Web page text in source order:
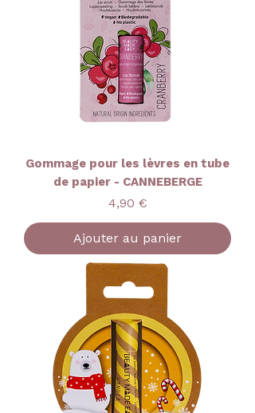
Gommage pour les lèvres en tube
de papier - CANNEBERGE
Prix
4,90 €
Ajouter au panier